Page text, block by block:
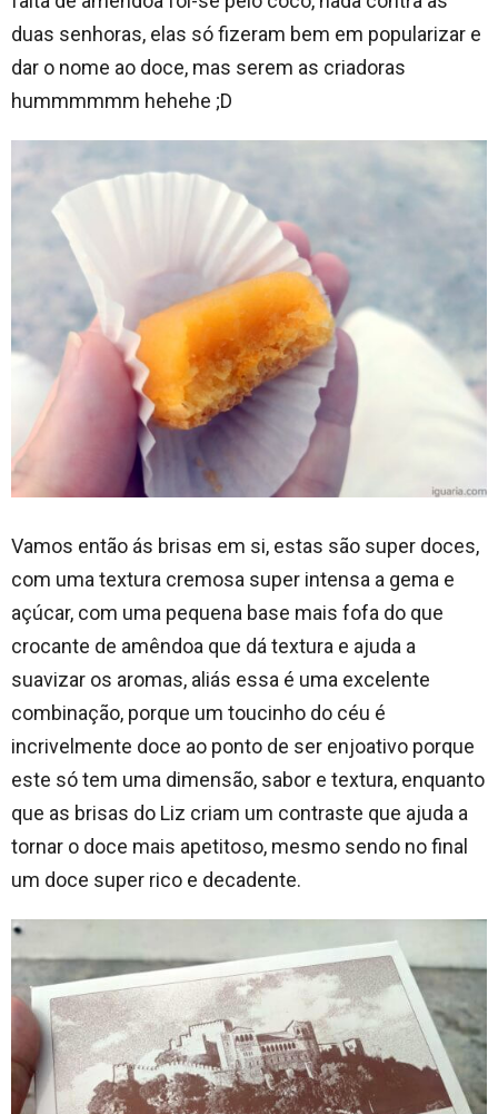
duas senhoras, elas só fizeram bem em popularizar e
dar o nome ao doce, mas serem as criadoras
hummmmmm hehehe ;D
Vamos então ás brisas em si, estas são super doces,
com uma textura cremosa super intensa a gema e
açúcar, com uma pequena base mais fofa do que
crocante de amêndoa que dá textura e ajuda a
suavizar os aromas, aliás essa é uma excelente
combinação, porque um toucinho do céu é
incrivelmente doce ao ponto de ser enjoativo porque
este só tem uma dimensão, sabor e textura, enquanto
que as brisas do Liz criam um contraste que ajuda a
tornar o doce mais apetitoso, mesmo sendo no final
um doce super rico e decadente.